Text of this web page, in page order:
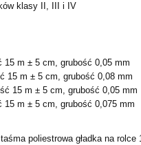
klasy II, III i IV
15 m ± 5 cm, grubość 0,05 mm
15 m ± 5 cm, grubość 0,08 mm
15 m ± 5 cm, grubość 0,05 mm
15 m ± 5 cm, grubość 0,075 mm
poliestrowa gładka na